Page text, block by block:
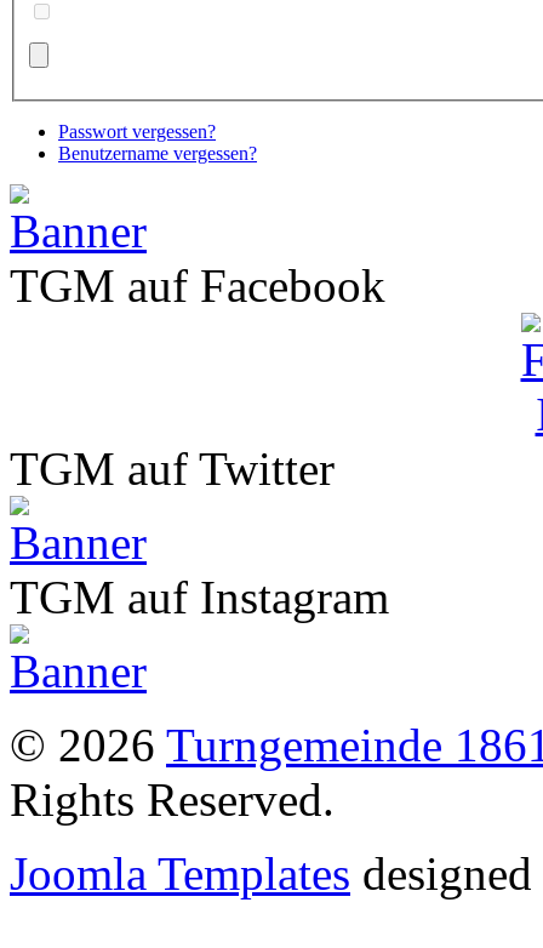
Passwort vergessen?
Benutzername vergessen?
TGM auf Facebook
TGM auf Twitter
TGM auf Instagram
© 2026 Turngemeinde
Rights Reserved.
Joomla Templates